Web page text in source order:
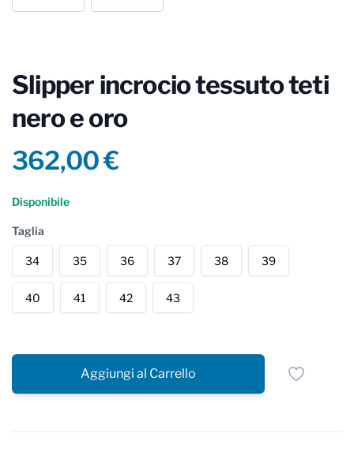
Slipper incrocio tessuto teti
nero e oro
Product information
362,00 €
Reviews
Disponibile
Taglia
34 35 36 37 38 39
40 41 42 43
Aggiungi al Carrello